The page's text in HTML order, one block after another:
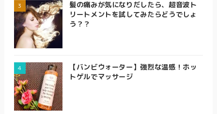
髪の痛みが気になりだしたら、超音波ト
リートメントを試してみたらどうでしょ
う？？
【バンビウォーター】強烈な温感！ホッ
トゲルでマッサージ